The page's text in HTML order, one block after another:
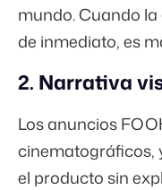
mundo. Cuando
de inmediato, es
2. Narrativa
Los anuncios
cinematográficos,
el producto sin